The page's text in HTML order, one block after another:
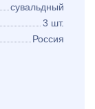
сувальдный
3 шт.
Россия